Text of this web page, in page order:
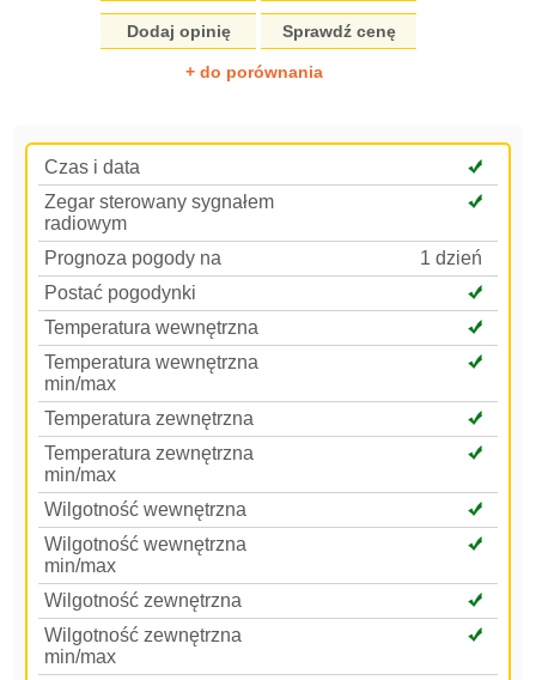
Dodaj opinię Sprawdź cenę
+ do porównania
Czas i data
Zegar sterowany sygnałem
radiowym
Prognoza pogody na
1 dzień
Postać pogodynki
Temperatura wewnętrzna
Temperatura wewnętrzna
min/max
Temperatura zewnętrzna
Temperatura zewnętrzna
min/max
Wilgotność wewnętrzna
Wilgotność wewnętrzna
min/max
Wilgotność zewnętrzna
Wilgotność zewnętrzna
min/max